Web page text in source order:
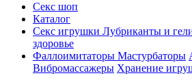
Секс шоп
Каталог
Секс игрушки Лубриканты и
здоровье
Фаллоимитаторы Мастурбаторы
Вибромассажеры Хранение